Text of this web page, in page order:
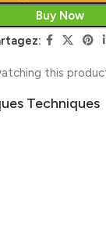
Buy Now
this
Techniques